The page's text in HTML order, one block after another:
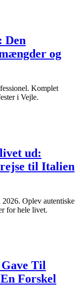
Den
og
Komplet
i Vejle.
ud:
til Italien
Oplev autentiske
for hele livet.
Gave Til
Forskel